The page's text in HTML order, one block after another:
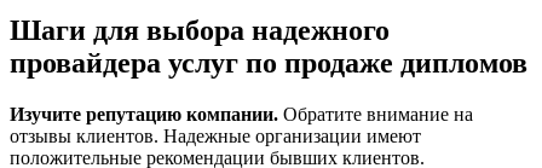
Шаги для выбора надежного
провайдера услуг по продаже дипломов
Изучите репутацию компании. Обратите внимание на
отзывы клиентов. Надежные организации имеют
положительные рекомендации бывших клиентов.